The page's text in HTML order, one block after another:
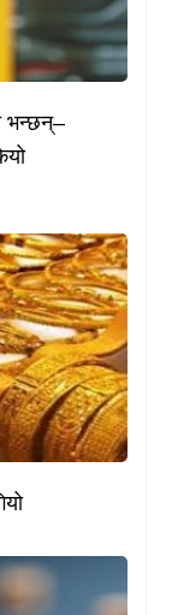
भन्छन्–